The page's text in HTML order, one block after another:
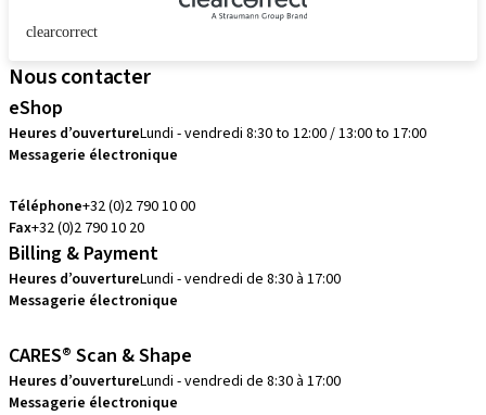
clearcorrect
Nous contacter
eShop
Heures d’ouvertureLundi - vendredi 8:30 to 12:00 / 13:00 to 17:00
Messagerie électronique
Téléphone+32 (0)2 790 10 00
Fax+32 (0)2 790 10 20
Billing & Payment
Heures d’ouvertureLundi - vendredi de 8:30 à 17:00
Messagerie électronique
CARES® Scan & Shape
Heures d’ouvertureLundi - vendredi de 8:30 à 17:00
Messagerie électronique